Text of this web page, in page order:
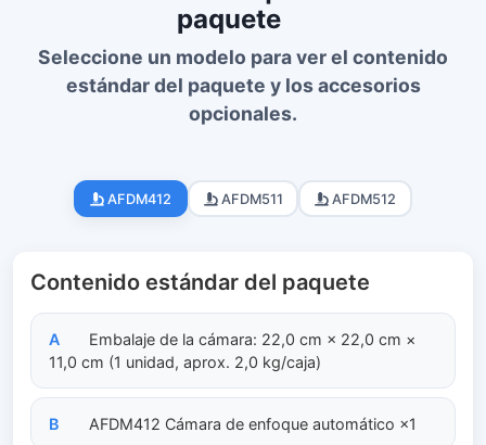
paquete
Seleccione un modelo para ver el contenido
estándar del paquete y los accesorios
opcionales.
AFDM412 AFDM511 AFDM512
Contenido estándar del paquete
A
Embalaje de la cámara: 22,0 cm × 22,0 cm ×
11,0 cm (1 unidad, aprox. 2,0 kg/caja)
B AFDM412 Cámara de enfoque automático ×1